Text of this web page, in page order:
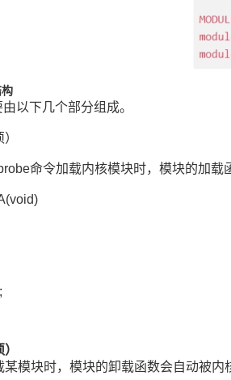
以下几个部分组成。
命令加载内核模块时，模块的加载
某模块时，模块的卸载函数会自动被